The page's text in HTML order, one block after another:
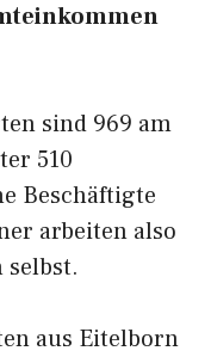
sind 969 am
510
Beschäftigte
arbeiten also
aus Eitelborn